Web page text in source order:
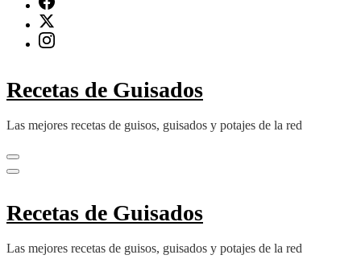
Recetas de Guisados
Las mejores recetas de guisos, guisados y potajes de la red
Recetas de Guisados
Las mejores recetas de guisos, guisados y potajes de la red